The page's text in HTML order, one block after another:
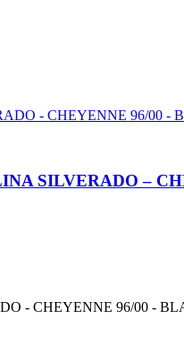
SILVERADO –
- CHEYENNE 96/00 -